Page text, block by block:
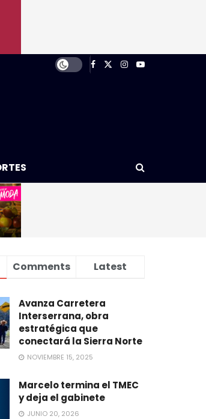
Comments Latest
Avanza Carretera
Interserrana, obra
estratégica que
conectará la Sierra Norte
NOVIEMBRE 15, 2025
Marcelo termina el TMEC
y deja el gabinete
JUNIO 20, 2026